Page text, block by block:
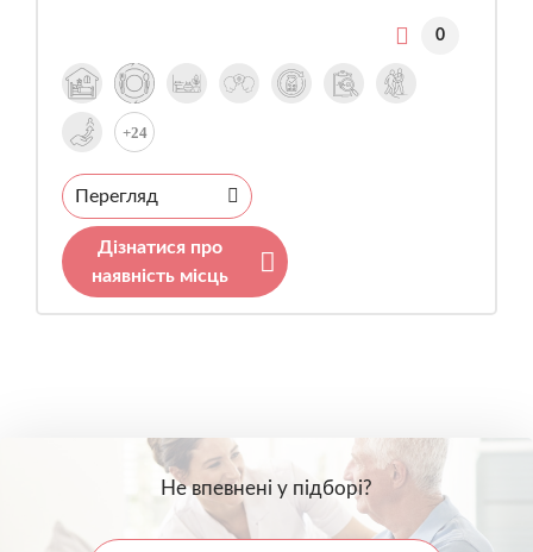
0
+24
Перегляд
Дізнатися про
наявність місць
Не впевнені у підборі?